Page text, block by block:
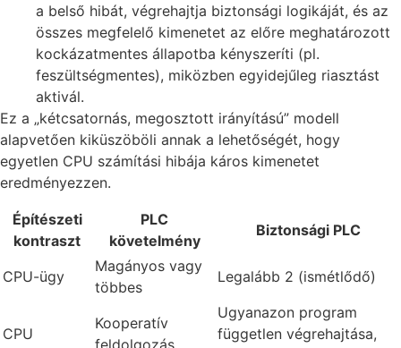
a belső hibát, végrehajtja biztonsági logikáját, és az
összes megfelelő kimenetet az előre meghatározott
kockázatmentes állapotba kényszeríti (pl.
feszültségmentes), miközben egyidejűleg riasztást
aktivál.
Ez a „kétcsatornás, megosztott irányítású” modell
alapvetően kiküszöböli annak a lehetőségét, hogy
egyetlen CPU számítási hibája káros kimenetet
eredményezzen.
Építészeti
kontraszt
PLC
követelmény
Biztonsági PLC
CPU-ügy
Magányos vagy
többes
Legalább 2 (ismétlődő)
CPU
Kooperatív
feldolgozás,
Ugyanazon program
független végrehajtása,